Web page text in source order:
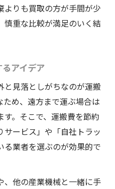
よりも買取の方が手間が少
慎重な比較が満足のいく結
アイデア
と見落としがちなのが運搬
め、遠方まで運ぶ場合は
。そこで、運搬費を節約
ービス」や「自社トラッ
る業者を選ぶのが効果的で
、他の産業機械と一緒に手